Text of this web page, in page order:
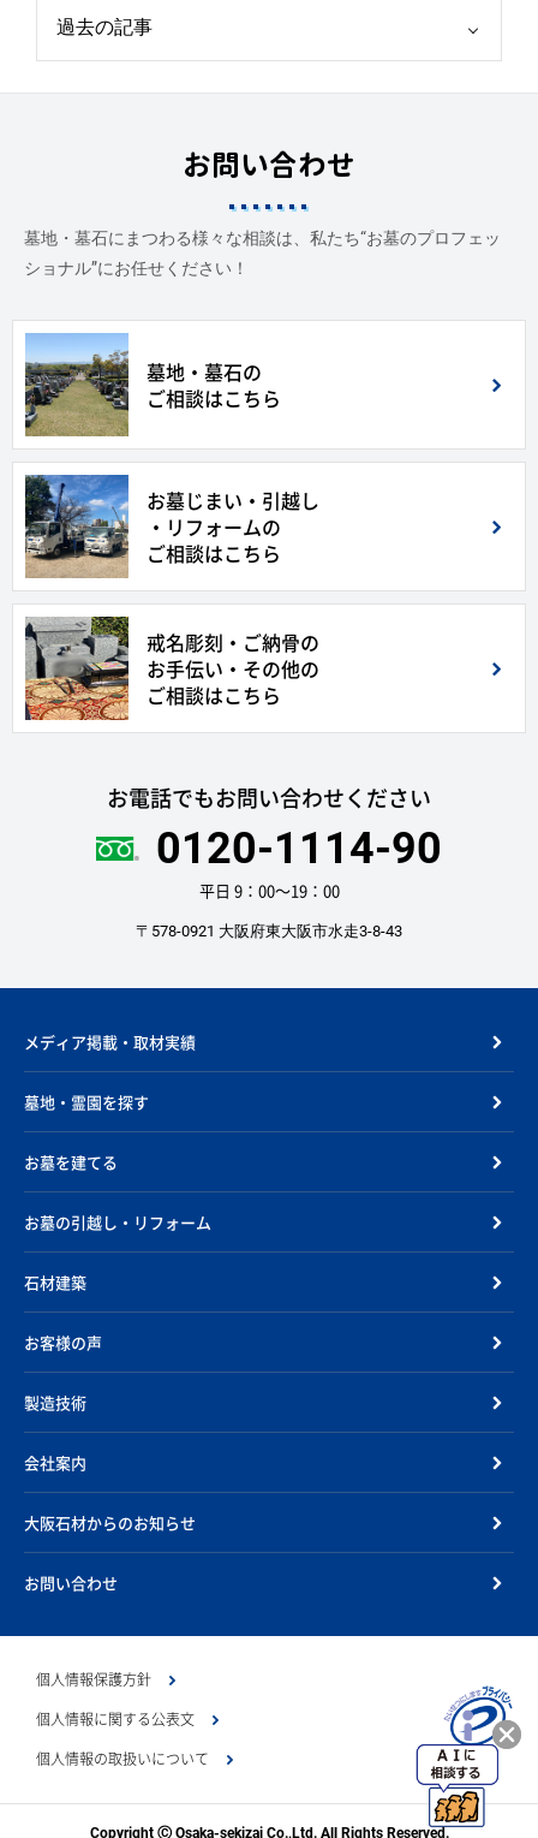
お問い合わせ
墓地・墓石にまつわる様々な相談は、私たち“お墓のプロフェッ
ショナル”にお任せください！
墓地・墓石の
ご相談はこちら
お墓じまい・引越し
・リフォームの
ご相談はこちら
戒名彫刻・ご納骨の
お手伝い・その他の
ご相談はこちら
お電話でもお問い合わせください
0120-1114-90
平日 9：00〜19：00
〒578-0921 大阪府東大阪市水走3-8-43
メディア掲載・取材実績
墓地・霊園を探す
お墓を建てる
お墓の引越し・リフォーム
石材建築
お客様の声
製造技術
会社案内
大阪石材からのお知らせ
お問い合わせ
個人情報保護方針
個人情報に関する公表文
個人情報の取扱いについて
Copyright Ⓒ Osaka-sekizai Co.,Ltd. All Rights Reserved.